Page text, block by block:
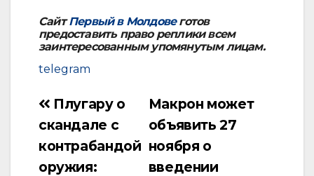
СайтПервый в Молдовеготов
предоставить право реплики всем
заинтересованным упомянутым лицам.
telegram
Навигация
по
Макрон может
объявить 27
ноября о
введении
Плугару о
скандале с
контрабандой
оружия: